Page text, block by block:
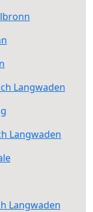
Langwaden
Langwaden
Langwaden